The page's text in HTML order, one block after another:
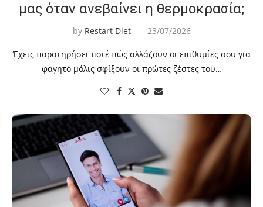
μας όταν ανεβαίνει η θερμοκρασία;
by Restart Diet 23/07/2026
Έχεις παρατηρήσει ποτέ πώς αλλάζουν οι επιθυμίες σου για
φαγητό μόλις σφίξουν οι πρώτες ζέστες του…